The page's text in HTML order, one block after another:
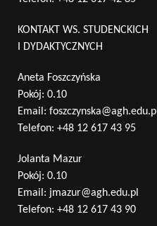
KONTAKT WS. STUDENCKICH
I DYDAKTYCZNYCH
Aneta Foszczyńska
Pokój: 0.10
Email: foszczynska@agh.edu.pl
Telefon: +48 12 617 43 95
Jolanta Mazur
Pokój: 0.10
Email: jmazur@agh.edu.pl
Telefon: +48 12 617 43 90